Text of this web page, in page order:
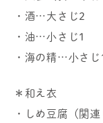
・酒…大さじ2
・油…小さじ1
・海の精…小さじ
＊和え衣
・しめ豆腐（関